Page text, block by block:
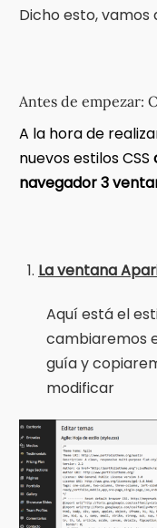
Dicho esto, vamos
Antes de empezar:
A la hora de
nuevos estilos CSS
navegador 3
La ventana
Aquí está el
cambiaremos
guía y
modificar